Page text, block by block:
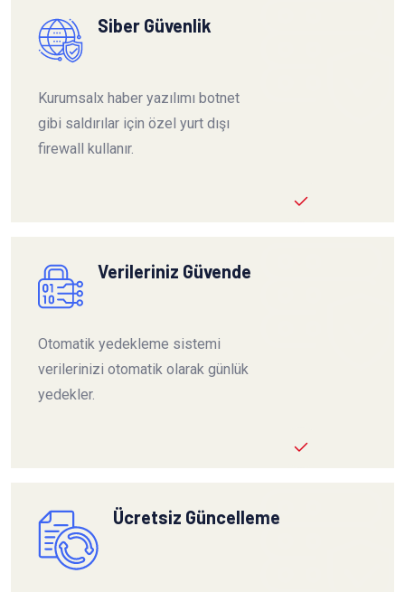
Siber Güvenlik
Kurumsalx haber yazılımı botnet
gibi saldırılar için özel yurt dışı
firewall kullanır.
Verileriniz Güvende
Otomatik yedekleme sistemi
verilerinizi otomatik olarak günlük
yedekler.
Ücretsiz Güncelleme